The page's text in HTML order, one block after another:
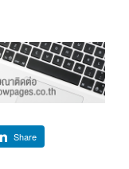
Share